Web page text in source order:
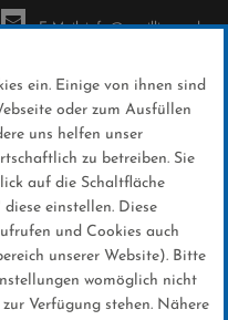
E-Mail: info@sc-willingen.de
ein. Einige von ihnen sind
oder zum Ausfüllen
uns helfen unser
zu betreiben. Sie
auf die Schaltfläche
einstellen. Diese
und Cookies auch
unserer Website). Bitte
womöglich nicht
Verfügung stehen. Nähere